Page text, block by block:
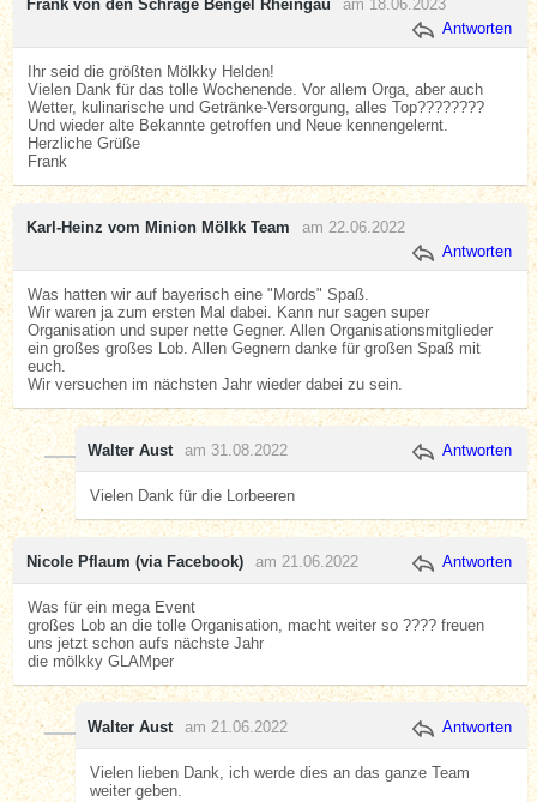
Frank von den Schräge Bengel Rheingau
am 18.06.2023
Antworten
Ihr seid die größten Mölkky Helden!
Vielen Dank für das tolle Wochenende. Vor allem Orga, aber auch
Wetter, kulinarische und Getränke-Versorgung, alles Top????????
Und wieder alte Bekannte getroffen und Neue kennengelernt.
Herzliche Grüße
Frank
Karl-Heinz vom Minion Mölkk Team
am 22.06.2022
Antworten
Was hatten wir auf bayerisch eine "Mords" Spaß.
Wir waren ja zum ersten Mal dabei. Kann nur sagen super
Organisation und super nette Gegner. Allen Organisationsmitglieder
ein großes großes Lob. Allen Gegnern danke für großen Spaß mit
euch.
Wir versuchen im nächsten Jahr wieder dabei zu sein.
Walter Aust am 31.08.2022 Antworten
Vielen Dank für die Lorbeeren
Nicole Pflaum (via Facebook) am 21.06.2022 Antworten
Was für ein mega Event
großes Lob an die tolle Organisation, macht weiter so ???? freuen
uns jetzt schon aufs nächste Jahr
die mölkky GLAMper
Walter Aust am 21.06.2022 Antworten
Vielen lieben Dank, ich werde dies an das ganze Team
weiter geben.